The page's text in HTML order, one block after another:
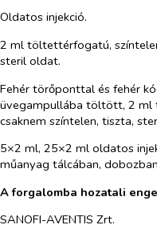
Oldatos injekció.
2 ml töltettérfogatú,
steril oldat.
Fehér törőponttal és fehér
üvegampullába töltött, 2
csaknem színtelen, tiszta,
5×2 ml, 25×2 ml oldatos
műanyag tálcában,
A forgalomba hozatali
SANOFI-AVENTIS Zrt.